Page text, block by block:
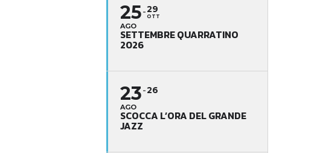
25
AGO
29
OTT
SETTEMBRE QUARRATINO
2026
23
AGO
26
SCOCCA L’ORA DEL GRANDE
JAZZ